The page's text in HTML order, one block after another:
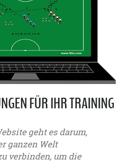
FÜR IHR TRAINING
geht es darum,
ganzen Welt
verbinden, um die